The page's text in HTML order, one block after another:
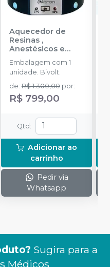
Aquecedor de
Resinas ,
Anestésicos e
Facetas Hotron 3
em 1-BIOTRON
Embalagem com 1
unidade. Bivolt.
de: R$ 1.300,00 por:
R$ 799,00
Qtd :
Adicionar ao
carrinho
Pedir via
Whatsapp
Sugira para a
Médicos